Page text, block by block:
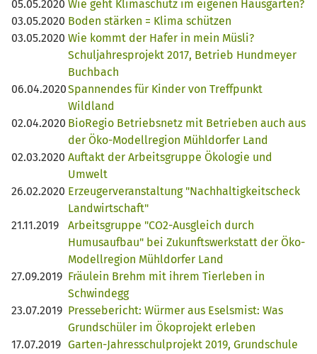
05.05.2020 Wie geht Klimaschutz im eigenen Hausgarten?
03.05.2020 Boden stärken = Klima schützen
03.05.2020 Wie kommt der Hafer in mein Müsli?
Schuljahresprojekt 2017, Betrieb Hundmeyer
Buchbach
06.04.2020Spannendes für Kinder von Treffpunkt
Wildland
02.04.2020 BioRegio Betriebsnetz mit Betrieben auch aus
der Öko-Modellregion Mühldorfer Land
02.03.2020 Auftakt der Arbeitsgruppe Ökologie und
Umwelt
26.02.2020 Erzeugerveranstaltung "Nachhaltigkeitscheck
Landwirtschaft"
21.11.2019
Arbeitsgruppe "CO2-Ausgleich durch
Humusaufbau" bei Zukunftswerkstatt der Öko-
Modellregion Mühldorfer Land
27.09.2019 Fräulein Brehm mit ihrem Tierleben in
Schwindegg
23.07.2019 Pressebericht: Würmer aus Eselsmist: Was
Grundschüler im Ökoprojekt erleben
17.07.2019 Garten-Jahresschulprojekt 2019, Grundschule